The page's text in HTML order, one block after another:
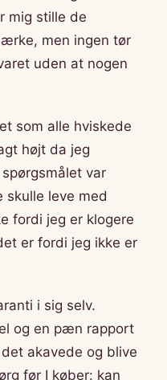
mig stille de
men ingen tør
uden at nogen
som alle hviskede
højt da jeg
var
skulle leve med
fordi jeg er klogere
er fordi jeg ikke er
i sig selv.
og en pæn rapport
akavede og blive
før I køber: kan